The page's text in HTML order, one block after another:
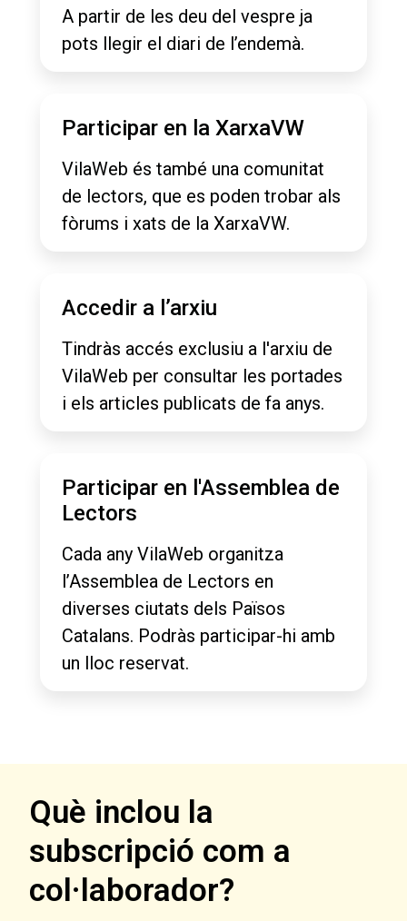
A partir de les deu del vespre ja
pots llegir el diari de l’endemà.
Participar en la XarxaVW
VilaWeb és també una comunitat
de lectors, que es poden trobar als
fòrums i xats de la XarxaVW.
Accedir a l’arxiu
Tindràs accés exclusiu a l'arxiu de
VilaWeb per consultar les portades
i els articles publicats de fa anys.
Participar en l'Assemblea de
Lectors
Cada any VilaWeb organitza
l’Assemblea de Lectors en
diverses ciutats dels Països
Catalans. Podràs participar-hi amb
un lloc reservat.
Què inclou la
subscripció com a
col·laborador?